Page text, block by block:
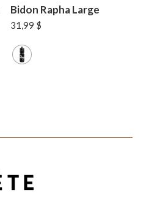
Bidon Rapha Large
31,99 $